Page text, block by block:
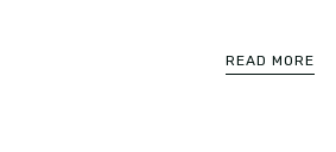
READ MORE